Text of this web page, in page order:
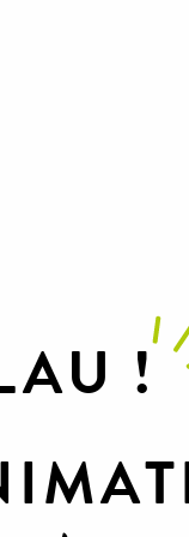
grands espaces, partir
!